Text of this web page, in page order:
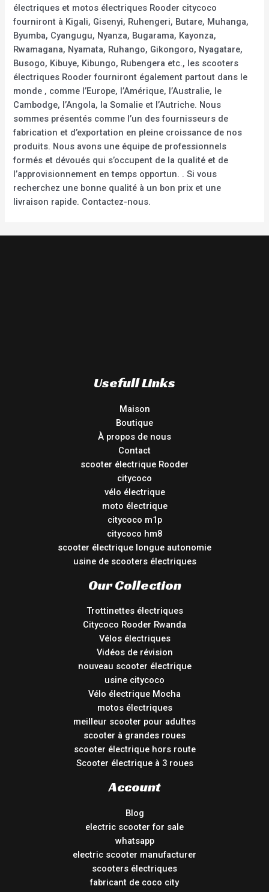
électriques et motos électriques Rooder citycoco
fourniront à Kigali, Gisenyi, Ruhengeri, Butare, Muhanga,
Byumba, Cyangugu, Nyanza, Bugarama, Kayonza,
Rwamagana, Nyamata, Ruhango, Gikongoro, Nyagatare,
Busogo, Kibuye, Kibungo, Rubengera etc., les scooters
électriques Rooder fourniront également partout dans le
monde , comme l’Europe, l’Amérique, l’Australie, le
Cambodge, l’Angola, la Somalie et l’Autriche. Nous
sommes présentés comme l’un des fournisseurs de
fabrication et d’exportation en pleine croissance de nos
produits. Nous avons une équipe de professionnels
formés et dévoués qui s’occupent de la qualité et de
l’approvisionnement en temps opportun. . Si vous
recherchez une bonne qualité à un bon prix et une
livraison rapide. Contactez-nous.
Usefull Links
Maison
Boutique
À propos de nous
Contact
scooter électrique Rooder
citycoco
vélo électrique
moto électrique
citycoco m1p
citycoco hm8
scooter électrique longue autonomie
usine de scooters électriques
Our Collection
Trottinettes électriques
Citycoco Rooder Rwanda
Vélos électriques
Vidéos de révision
nouveau scooter électrique
usine citycoco
Vélo électrique Mocha
motos électriques
meilleur scooter pour adultes
scooter à grandes roues
scooter électrique hors route
Scooter électrique à 3 roues
Account
Blog
electric scooter for sale
whatsapp
electric scooter manufacturer
scooters électriques
fabricant de coco city